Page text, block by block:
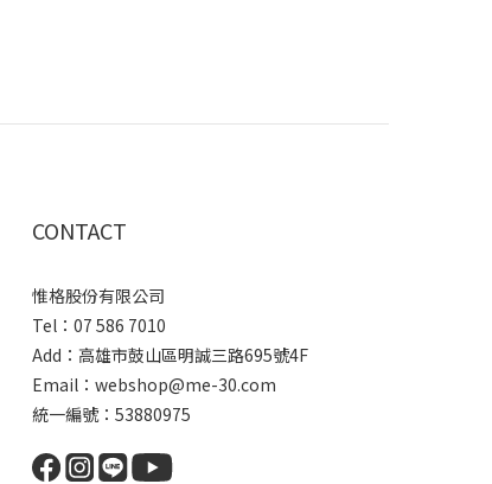
CONTACT
惟格股份有限公司
Tel：07 586 7010
Add： 高雄市鼓山區明誠三路695號4F
Email：webshop@me-30.com
統一編號：53880975